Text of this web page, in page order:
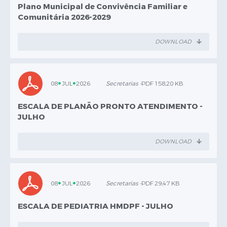
> Planejamento e Gestão
Andrey Wactavski
>
Rafael Voigt
Plano Municipal de Convivência Familiar e
Comunitária 2026-2029
DOWNLOAD
08 JUL 2026 Secretarias -PDF 158,20 KB
ESCALA DE PLANÃO PRONTO ATENDIMENTO -
JULHO
DOWNLOAD
08 JUL 2026 Secretarias -PDF 29,47 KB
ESCALA DE PEDIATRIA HMDPF - JULHO